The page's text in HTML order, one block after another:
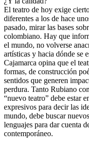
El teatro de hoy exige
diferentes a los de hace
pasado, mirar las bases
colombiano. Hay que
el mundo, no volverse
artísticas y hacia dónde se
Cajamarca opina que el
formas, de construcción
sentidos que generen
perdura. Tanto Rubiano
“nuevo teatro” debe estar
expresivos para decir las
mundo, debe buscar
lenguajes para dar cuenta
contemporáneo.